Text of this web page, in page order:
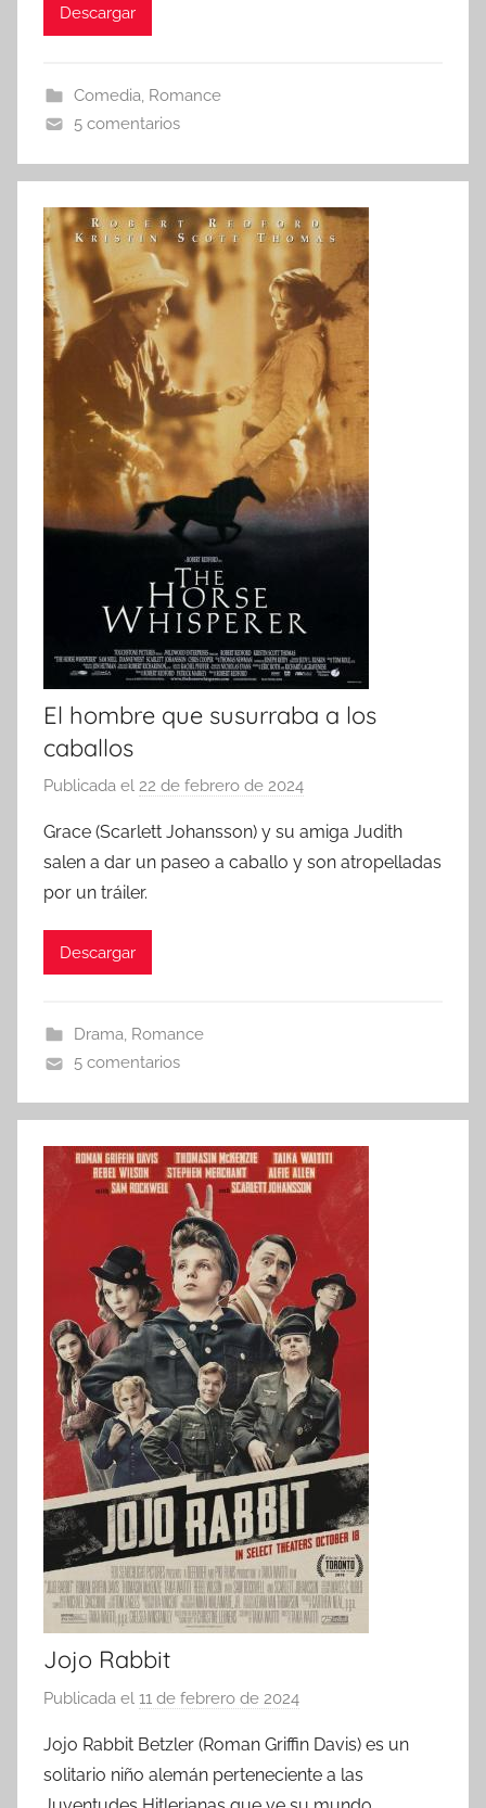
Descargar
Comedia, Romance
5 comentarios
El hombre que susurraba a los
caballos
Publicada el 22 de febrero de 2024
r
Grace (Scarlett Johansson) y su amiga Judith
salen a dar un paseo a caballo y son atropelladas
por un tráiler.
Descargar
Drama, Romance
5 comentarios
Jojo Rabbit
Publicada el 11 de febrero de 2024
r
Jojo Rabbit Betzler (Roman Griffin Davis) es un
solitario niño alemán perteneciente a las